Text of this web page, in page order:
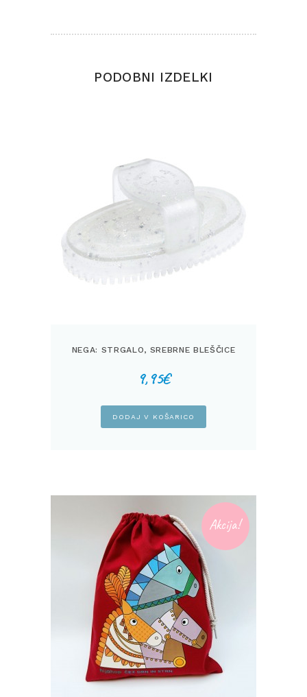
PODOBNI IZDELKI
NEGA: STRGALO, SREBRNE BLEŠČICE
9,95€
DODAJ V KOŠARICO
Akcija!